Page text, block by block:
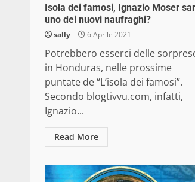
Isola dei famosi, Ignazio Moser
uno dei nuovi naufraghi?
sally 6 Aprile 2021
Potrebbero esserci delle
in Honduras, nelle prossime
puntate de “L’isola dei famosi”.
Secondo blogtivvu.com, infatti,
Ignazio...
Read More